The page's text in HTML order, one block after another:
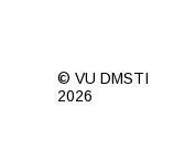
© VU DMSTI
2026